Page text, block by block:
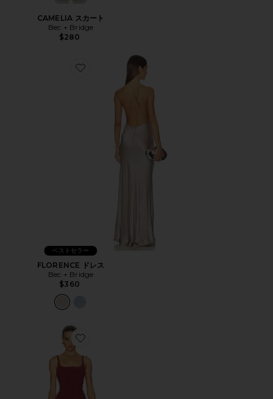
CAMELIA スカート
Bec + Bridge
$280
Favorite FLORENCE ドレス
ベストセラー
FLORENCE ドレス
Bec + Bridge
$360
Favorite KARINA ミディ丈ドレス